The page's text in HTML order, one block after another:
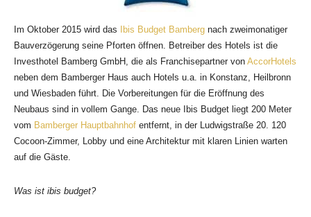
Im Oktober 2015 wird das Ibis Budget Bamberg nach zweimonatiger
Bauverzögerung seine Pforten öffnen. Betreiber des Hotels ist die
Investhotel Bamberg GmbH, die als Franchisepartner von AccorHotels
neben dem Bamberger Haus auch Hotels u.a. in Konstanz, Heilbronn
und Wiesbaden führt. Die Vorbereitungen für die Eröffnung des
Neubaus sind in vollem Gange. Das neue Ibis Budget liegt 200 Meter
vom Bamberger Hauptbahnhof entfernt, in der Ludwigstraße 20. 120
Cocoon-Zimmer, Lobby und eine Architektur mit klaren Linien warten
auf die Gäste.
Was ist ibis budget?